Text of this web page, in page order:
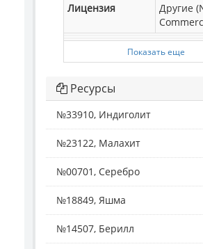
Лицензия
Другие
Показать еще
Ресурсы
№33910, Индиголит
№23122, Малахит
№00701, Серебро
№18849, Яшма
№14507, Берилл